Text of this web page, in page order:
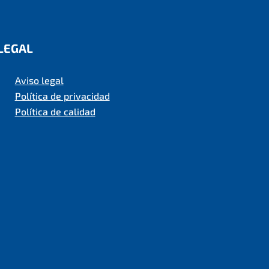
Aviso legal
Política de privacidad
Política de calidad